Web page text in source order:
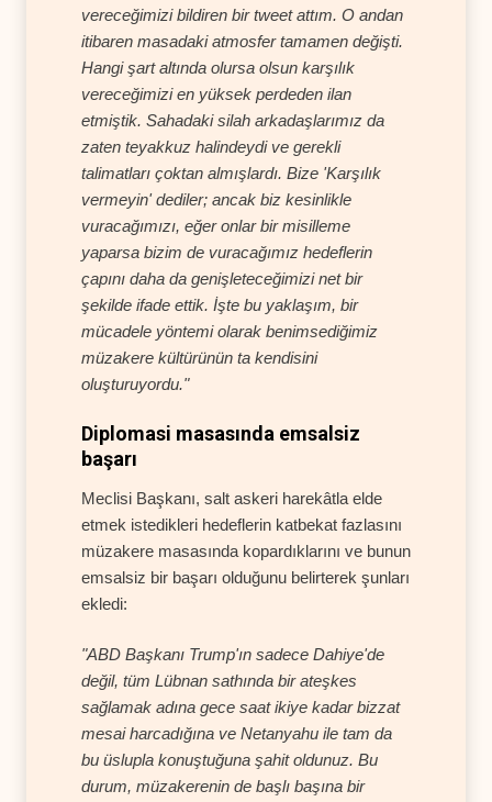
vereceğimizi bildiren bir tweet attım. O andan
itibaren masadaki atmosfer tamamen değişti.
Hangi şart altında olursa olsun karşılık
vereceğimizi en yüksek perdeden ilan
etmiştik. Sahadaki silah arkadaşlarımız da
zaten teyakkuz halindeydi ve gerekli
talimatları çoktan almışlardı. Bize 'Karşılık
vermeyin' dediler; ancak biz kesinlikle
vuracağımızı, eğer onlar bir misilleme
yaparsa bizim de vuracağımız hedeflerin
çapını daha da genişleteceğimizi net bir
şekilde ifade ettik. İşte bu yaklaşım, bir
mücadele yöntemi olarak benimsediğimiz
müzakere kültürünün ta kendisini
oluşturuyordu."
Diplomasi masasında emsalsiz
başarı
Meclisi Başkanı, salt askeri harekâtla elde
etmek istedikleri hedeflerin katbekat fazlasını
müzakere masasında kopardıklarını ve bunun
emsalsiz bir başarı olduğunu belirterek şunları
ekledi:
"ABD Başkanı Trump'ın sadece Dahiye'de
değil, tüm Lübnan sathında bir ateşkes
sağlamak adına gece saat ikiye kadar bizzat
mesai harcadığına ve Netanyahu ile tam da
bu üslupla konuştuğuna şahit oldunuz. Bu
durum, müzakerenin de başlı başına bir